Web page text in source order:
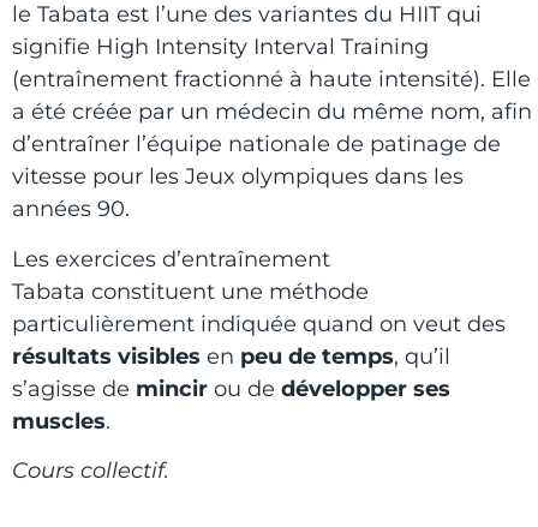
le Tabata est l’une des variantes du HIIT qui
signifie High Intensity Interval Training
(entraînement fractionné à haute intensité). Elle
a été créée par un médecin du même nom, afin
d’entraîner l’équipe nationale de patinage de
vitesse pour les Jeux olympiques dans les
années 90.
Les exercices d’entraînement
Tabata constituent une méthode
particulièrement indiquée quand on veut des
résultats visibles en peu de temps, qu’il
s’agisse de mincir ou de développer ses
muscles.
Cours collectif.